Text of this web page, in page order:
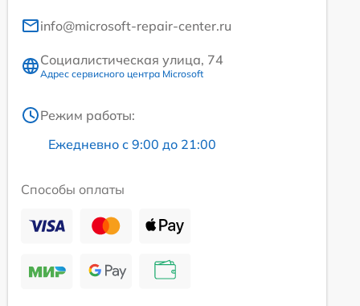
info@microsoft-repair-center.ru
Социалистическая улица, 74
Адрес сервисного центра Microsoft
Режим работы:
Ежедневно с 9:00 до 21:00
Способы оплаты